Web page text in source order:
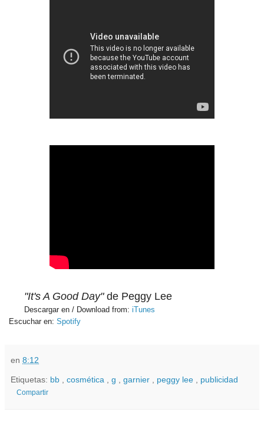
"It's A Good Day"de Peggy Lee
Descargar en / Download from: iTunes
Escuchar en: Spotify
en 8:12
Etiquetas: bb cosmética g garnier peggy lee publicidad
Compartir